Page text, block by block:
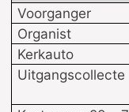
Voorganger
Organist
Kerkauto
Uitgangscollecte